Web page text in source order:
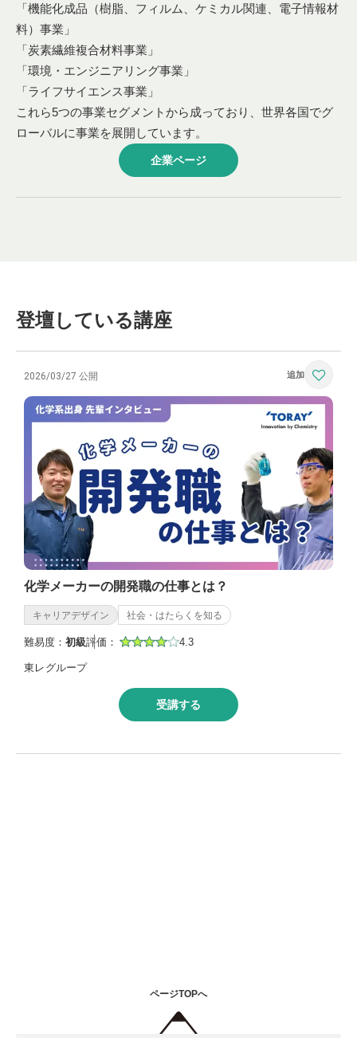
「機能化成品（樹脂、フィルム、ケミカル関連、電子情報材
料）事業」
「炭素繊維複合材料事業」
「環境・エンジニアリング事業」
「ライフサイエンス事業」
これら5つの事業セグメントから成っており、世界各国でグ
ローバルに事業を展開しています。
企業ページ
登壇している講座
2026/03/27 公開
化学メーカーの開発職の仕事とは？
キャリアデザイン 社会・はたらくを知る
難易度： 初級評価： 4.3
東レグループ
受講する
ページTOPへ